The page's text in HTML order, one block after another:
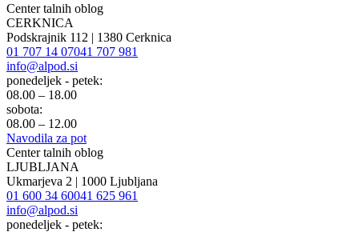
Center talnih oblog
CERKNICA
Podskrajnik 112 | 1380 Cerknica
01 707 14 07041 707 981
info@alpod.si
ponedeljek - petek:
08.00 – 18.00
sobota:
08.00 – 12.00
Navodila za pot
Center talnih oblog
LJUBLJANA
Ukmarjeva 2 | 1000 Ljubljana
01 600 34 60041 625 961
info@alpod.si
ponedeljek - petek: